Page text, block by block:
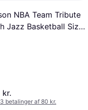
NBA Team Tribute
Jazz Basketball Size
kr.
betalinger af 80 kr.